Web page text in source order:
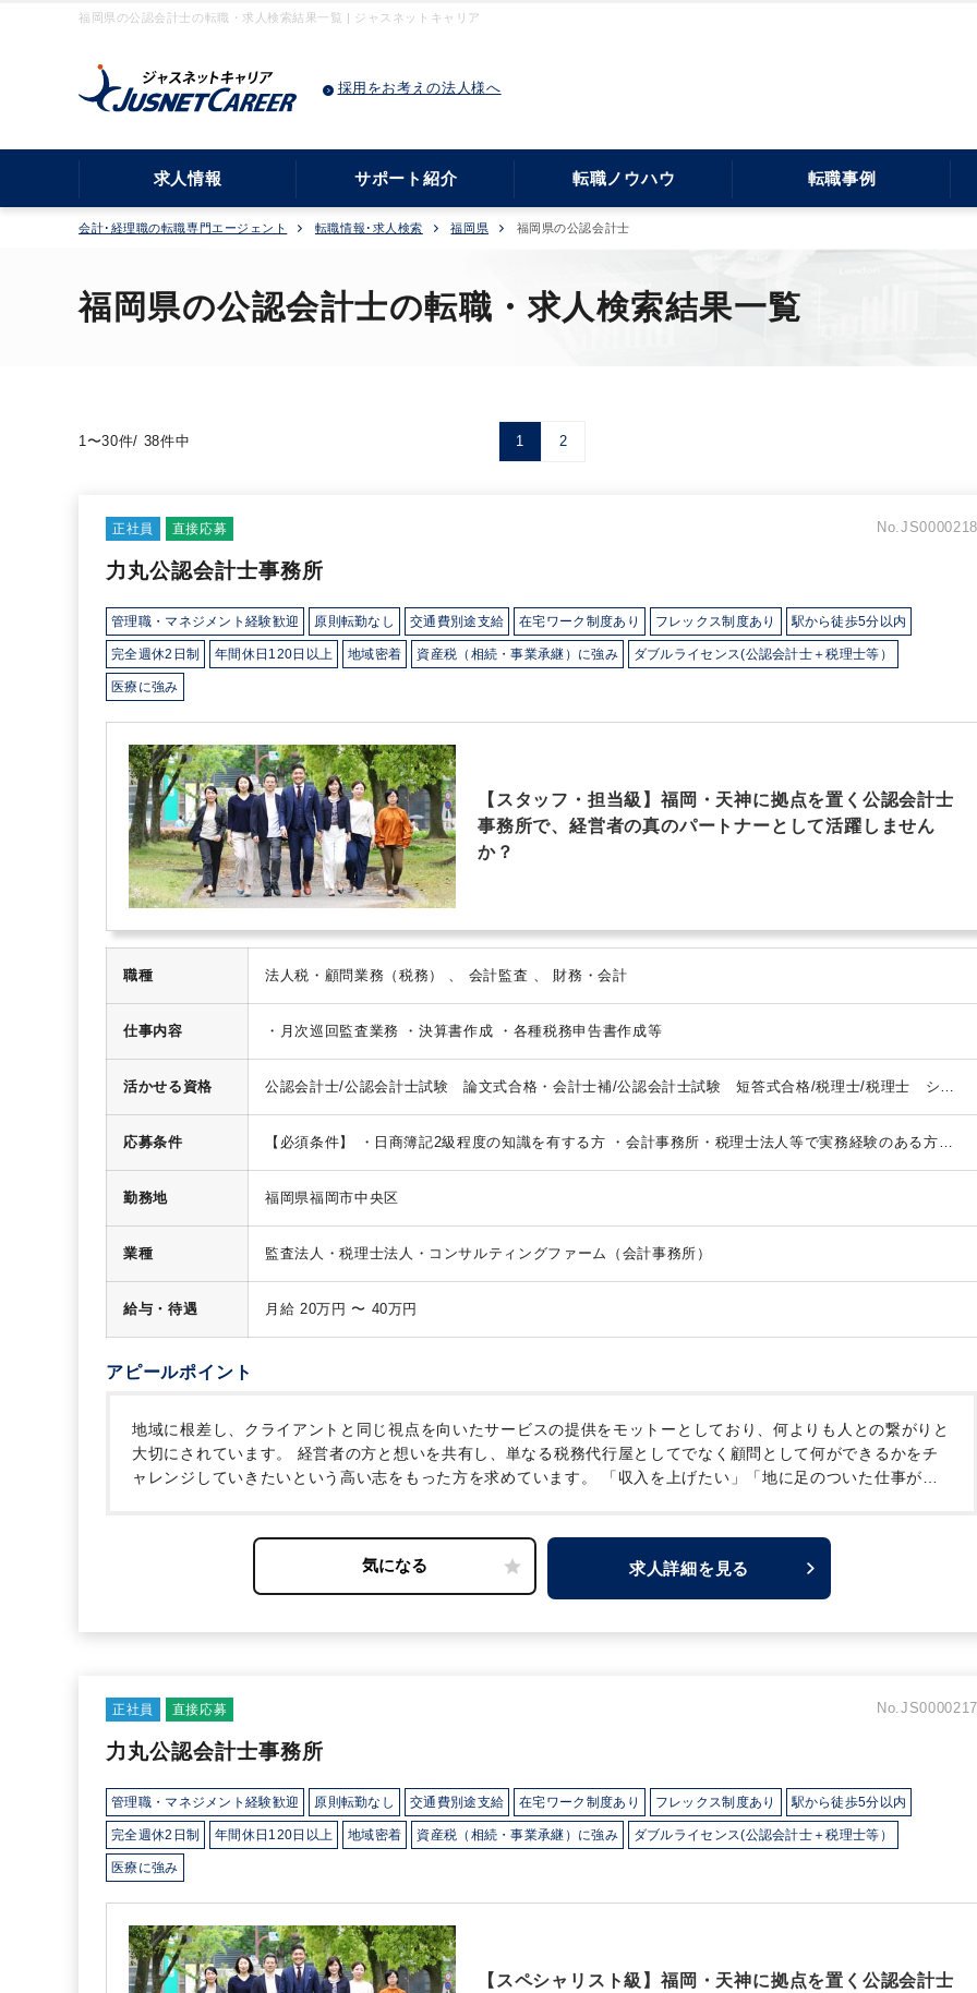
福岡県の公認会計士の転職・求人検索結果一覧 | ジャスネットキャリア
採用をお考えの法人様へ
求人情報 サポート紹介 転職ノウハウ 転職事例
会計･経理職の転職専門エージェント 転職情報･求人検索 福岡県 福岡県の公認会計士
福岡県の公認会計士の転職・求人検索結果一覧
1〜30件/ 38件中 1 2
正社員 直接応募 No.JS0000218
力丸公認会計士事務所
管理職・マネジメント経験歓迎 原則転勤なし 交通費別途支給 在宅ワーク制度あり フレックス制度あり 駅から徒歩5分以内
完全週休2日制 年間休日120日以上 地域密着 資産税（相続・事業承継）に強み ダブルライセンス(公認会計士＋税理士等）
医療に強み
【スタッフ・担当級】福岡・天神に拠点を置く公認会計士
事務所で、経営者の真のパートナーとして活躍しません
か？
職種 法人税・顧問業務（税務） 、 会計監査 、 財務・会計
仕事内容 ・月次巡回監査業務 ・決算書作成 ・各種税務申告書作成等
活かせる資格
公認会計士/公認会計士試験 論文式合格・会計士補/公認会計士試験 短答式合格/税理士/税理士 シン
応募条件 【必須条件】 ・日商簿記2級程度の知識を有する方 ・会計事務所・税理士法人等で実務経験のある方
勤務地 福岡県福岡市中央区
業種 監査法人・税理士法人・コンサルティングファーム（会計事務所）
給与・待遇 月給 20万円 〜 40万円
アピールポイント
地域に根差し、クライアントと同じ視点を向いたサービスの提供をモットーとしており、何よりも人との繋がりと
大切にされています。
経営者の方と想いを共有し、単なる税務代行屋としてでなく顧問として何ができるかをチ
ャレンジしていきたいという高い志をもった方を求めています。
「収入を上げたい」「地に足のついた仕事がし
求人詳細を見る
正社員 直接応募 No.JS0000217
力丸公認会計士事務所
管理職・マネジメント経験歓迎 原則転勤なし 交通費別途支給 在宅ワーク制度あり フレックス制度あり 駅から徒歩5分以内
完全週休2日制 年間休日120日以上 地域密着 資産税（相続・事業承継）に強み ダブルライセンス(公認会計士＋税理士等）
医療に強み
【スペシャリスト級】福岡・天神に拠点を置く公認会計士